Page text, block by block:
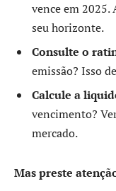
vence em
seu horizonte.
Consulte o
emissão? Isso
Calcule a
vencimento?
mercado.
Mas preste